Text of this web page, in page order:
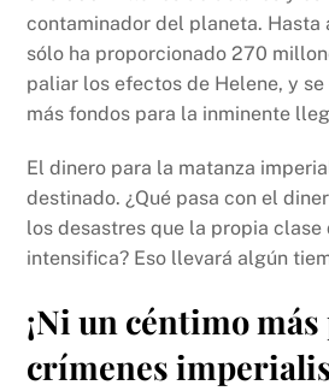
contaminador del planeta. Hasta
sólo ha proporcionado 270
paliar los efectos de Helene, y
más fondos para la inminente
El dinero para la matanza
destinado. ¿Qué pasa con el
los desastres que la propia clase
intensifica? Eso llevará algún
¡Ni un céntimo
crímenes